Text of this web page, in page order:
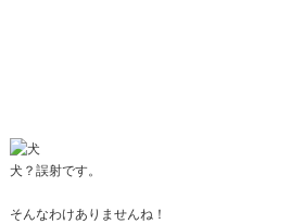
犬？誤射です。
そんなわけありませんね！